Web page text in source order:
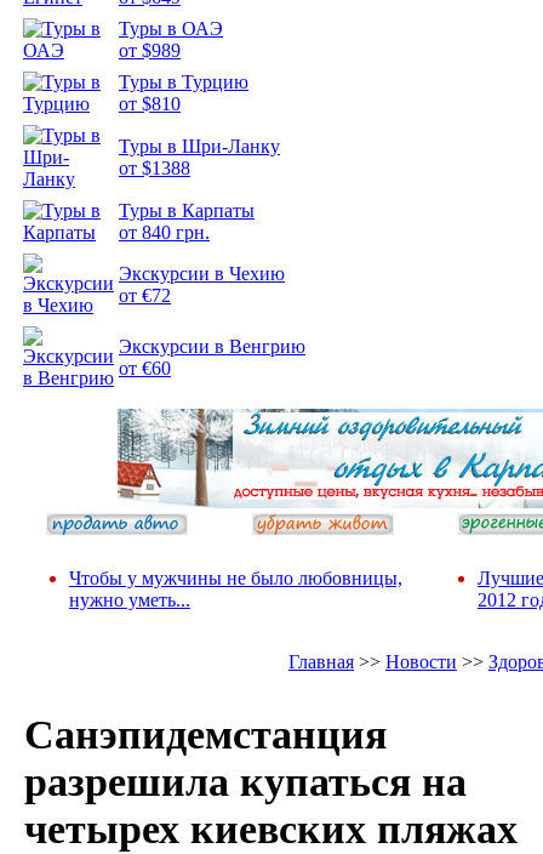
Туры в ОАЭ
от $989
Туры в Турцию
от $810
Туры в Шри-Ланку
от $1388
Туры в Карпаты
от 840 грн.
Экскурсии в Чехию
от €72
Экскурсии в Венгрию
от €60
Чтобы у мужчины не было любовницы,
нужно уметь...
Лучшие
2012
Главная >> Новости >>
Санэпидемстанция
разрешила купаться на
четырех киевских пляжах